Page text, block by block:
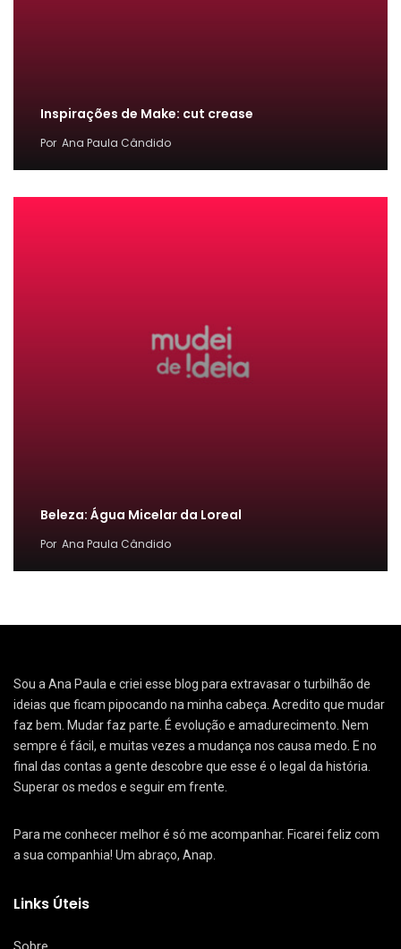
Inspirações de Make: cut crease
Por Ana Paula Cândido
Beleza: Água Micelar da Loreal
Por Ana Paula Cândido
Sou a Ana Paula e criei esse blog para extravasar o turbilhão de
ideias que ficam pipocando na minha cabeça. Acredito que mudar
faz bem. Mudar faz parte. É evolução e amadurecimento. Nem
sempre é fácil, e muitas vezes a mudança nos causa medo. E no
final das contas a gente descobre que esse é o legal da história.
Superar os medos e seguir em frente.
Para me conhecer melhor é só me acompanhar. Ficarei feliz com
a sua companhia! Um abraço, Anap.
Links Úteis